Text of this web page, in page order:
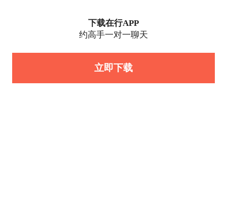
下载在行APP
约高手一对一聊天
立即下载